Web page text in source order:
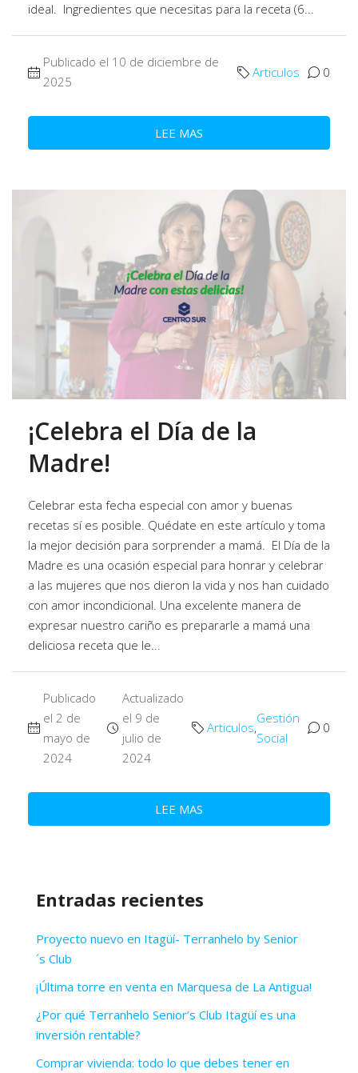
ideal. Ingredientes que necesitas para la receta (6...
Publicado el 10 de diciembre de
2025
Articulos 0
LEE MAS
¡Celebra el Día de la
Madre!
Celebrar esta fecha especial con amor y buenas
recetas sí es posible. Quédate en este artículo y toma
la mejor decisión para sorprender a mamá. El Día de la
Madre es una ocasión especial para honrar y celebrar
a las mujeres que nos dieron la vida y nos han cuidado
con amor incondicional. Una excelente manera de
expresar nuestro cariño es prepararle a mamá una
deliciosa receta que le...
Publicado
el 2 de
mayo de
2024
Actualizado
el 9 de
julio de
2024
Articulos,
Gestión
Social
0
LEE MAS
Entradas recientes
Proyecto nuevo en Itagüí- Terranhelo by Senior
´s Club
¡Última torre en venta en Marquesa de La Antigua!
¿Por qué Terranhelo Senior’s Club Itagüí es una
inversión rentable?
Comprar vivienda: todo lo que debes tener en